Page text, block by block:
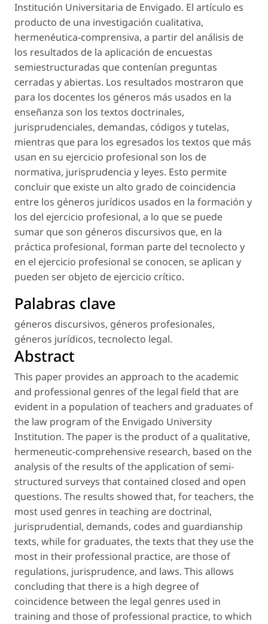
Institución Universitaria de Envigado. El artículo es
producto de una investigación cualitativa,
hermenéutica-comprensiva, a partir del análisis de
los resultados de la aplicación de encuestas
semiestructuradas que contenían preguntas
cerradas y abiertas. Los resultados mostraron que
para los docentes los géneros más usados en la
enseñanza son los textos doctrinales,
jurisprudenciales, demandas, códigos y tutelas,
mientras que para los egresados los textos que más
usan en su ejercicio profesional son los de
normativa, jurisprudencia y leyes. Esto permite
concluir que existe un alto grado de coincidencia
entre los géneros jurídicos usados en la formación y
los del ejercicio profesional, a lo que se puede
sumar que son géneros discursivos que, en la
práctica profesional, forman parte del tecnolecto y
en el ejercicio profesional se conocen, se aplican y
pueden ser objeto de ejercicio crítico.
Palabras clave
géneros discursivos, géneros profesionales,
géneros jurídicos, tecnolecto legal.
Abstract
This paper provides an approach to the academic
and professional genres of the legal field that are
evident in a population of teachers and graduates of
the law program of the Envigado University
Institution. The paper is the product of a qualitative,
hermeneutic-comprehensive research, based on the
analysis of the results of the application of semi-
structured surveys that contained closed and open
questions. The results showed that, for teachers, the
most used genres in teaching are doctrinal,
jurisprudential, demands, codes and guardianship
texts, while for graduates, the texts that they use the
most in their professional practice, are those of
regulations, jurisprudence, and laws. This allows
concluding that there is a high degree of
coincidence between the legal genres used in
training and those of professional practice, to which